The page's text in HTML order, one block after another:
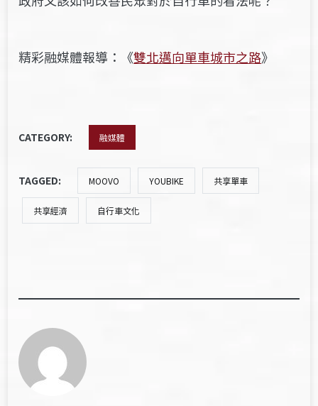
精彩融媒體報導：《雙北邁向單車城市之路》
CATEGORY: 融媒體
TAGGED: MOOVO YOUBIKE 共享單車
共享經濟 自行車文化